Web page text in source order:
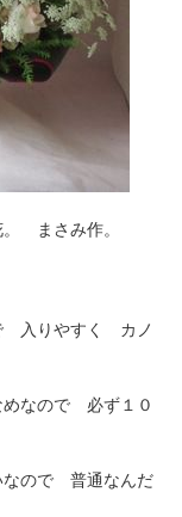
。 まさみ作。
入りやすく カノ
なので 必ず１０
ので 普通なんだ